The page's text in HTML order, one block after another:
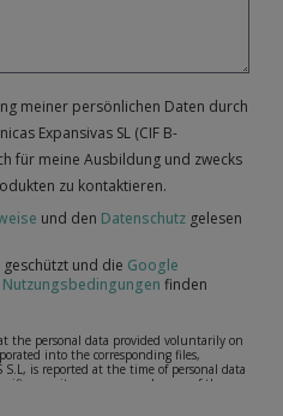
meiner persönlichen Daten durch
Expansivas SL (CIF B-
für meine Ausbildung und zwecks
zu kontaktieren.
und den Datenschutz gelesen
geschützt und die Google
Nutzungsbedingungen finden
the personal data provided voluntarily on
into the corresponding files,
S.L, is reported at the time of personal data
case, its purpose may be any of the
complaint or question, established